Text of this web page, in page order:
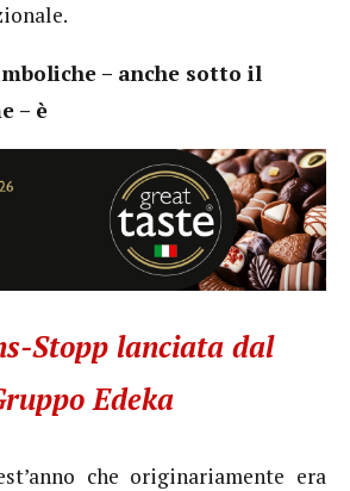
– anche sotto il
– è
Stopp lanciata dal
Edeka
che originariamente era